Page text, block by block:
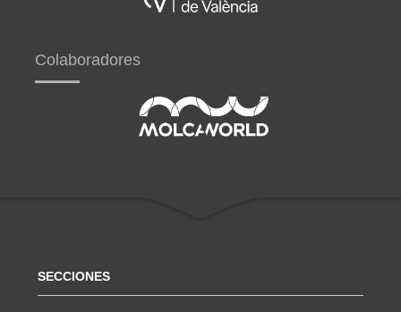
Colaboradores
SECCIONES